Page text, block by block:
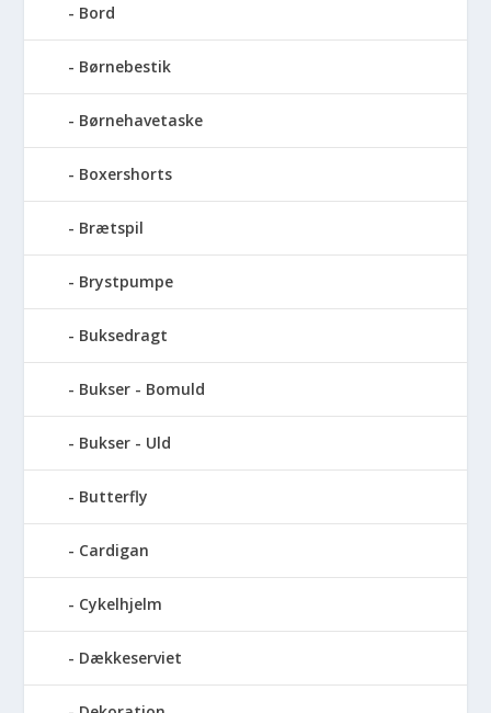
Bord
Børnebestik
Børnehavetaske
Boxershorts
Brætspil
Brystpumpe
Buksedragt
Bukser - Bomuld
Bukser - Uld
Butterfly
Cardigan
Cykelhjelm
Dækkeserviet